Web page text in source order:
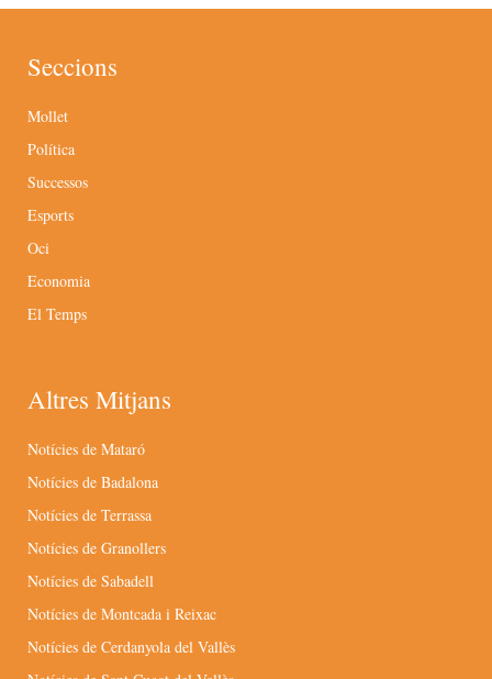
Seccions
Mollet
Política
Successos
Esports
Oci
Economia
El Temps
Altres Mitjans
Notícies de Mataró
Notícies de Badalona
Notícies de Terrassa
Notícies de Granollers
Notícies de Sabadell
Notícies de Montcada i Reixac
Notícies de Cerdanyola del Vallès